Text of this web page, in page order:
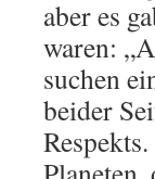
aber es
waren:
suchen
beider